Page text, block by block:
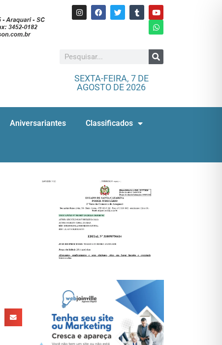
SEXTA-FEIRA, 7 DE
AGOSTO DE 2026
Aniversariantes Classificados